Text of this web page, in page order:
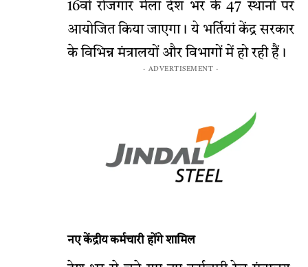
16वां रोजगार मेला देश भर के 47 स्थानों पर
आयोजित किया जाएगा। ये भर्तियां केंद्र सरकार
के विभिन्न मंत्रालयों और विभागों में हो रही हैं।
- ADVERTISEMENT -
नए केंद्रीय कर्मचारी होंगे शामिल